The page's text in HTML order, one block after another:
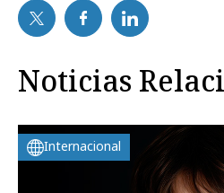
Noticias
Internacional